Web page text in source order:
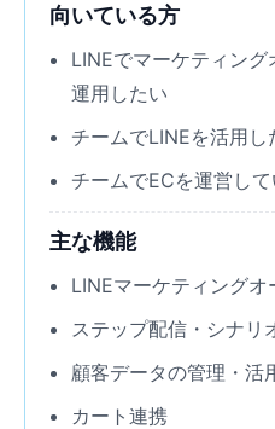
向いている方
LINEでマーケティン
運用したい
チームでLINEを活用し
チームでECを運営して
主な機能
LINEマーケティングオ
ステップ配信・シナリ
顧客データの管理・活
カート連携